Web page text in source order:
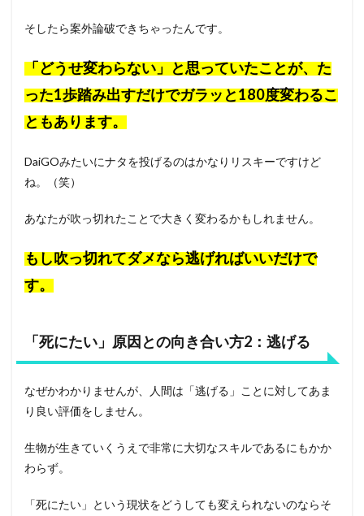
そしたら案外論破できちゃったんです。
「どうせ変わらない」と思っていたことが、た
った1歩踏み出すだけでガラッと180度変わるこ
ともあります。
DaiGOみたいにナタを投げるのはかなりリスキーですけど
ね。（笑）
あなたが吹っ切れたことで大きく変わるかもしれません。
もし吹っ切れてダメなら逃げればいいだけで
す。
「死にたい」原因との向き合い方2：逃げる
なぜかわかりませんが、人間は「逃げる」ことに対してあま
り良い評価をしません。
生物が生きていくうえで非常に大切なスキルであるにもかか
わらず。
「死にたい」という現状をどうしても変えられないのならそ